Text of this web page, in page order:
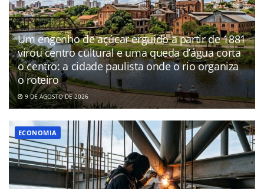
Um engenho de açúcar erguido a partir de 1881
virou centro cultural e uma queda d’água corta
o centro: a cidade paulista onde o rio organiza
o roteiro
9 DE AGOSTO DE 2026
ECONOMIA